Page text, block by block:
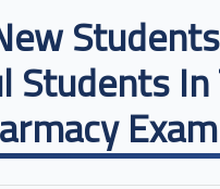
Students
Exam